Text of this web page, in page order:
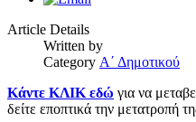
Article Details
Written by
Category Α΄ Δημοτικού
Κάντε ΚΛΙΚ εδώ για να
δείτε εποπτικά την μετατροπή